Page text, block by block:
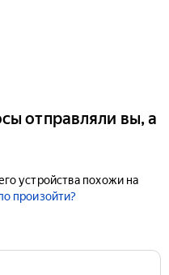
отправляли вы, а
устройства похожи на
произойти?